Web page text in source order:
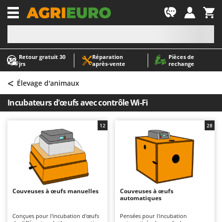
Retour gratuit 30
jrs
Réparation
après‑vente
Pièces de
rechange
-1
A
Abris de jardin
Accessoires pour tracteurs tondeuses autoportés
Aérateurs Scarificateurs pour gazon
Arracheuses de pommes de terre pour tracteur
Aspirateurs - Balais Électriques
Aspirateurs à cendres
Aspirateurs à feuilles sur roues
Aspirateurs de piscine
Aspirateurs Multifonctions
Atomiseurs agricoles pour tracteurs
Atomiseurs pour traitements
A
AgriEuro Premium
AgriEuro TOP-LINE
AGT
Airmec
AL-KO
ALA 2000
Alce
Ama
< Élevage d'animaux
Incubateurs d'œufs avec contrôle Wi-Fi
Couveuses à œufs manuelles
Conçues pour l'incubation d'œufs
12
Couveuses à œufs
automatiques
Pensées pour l'incubation
28